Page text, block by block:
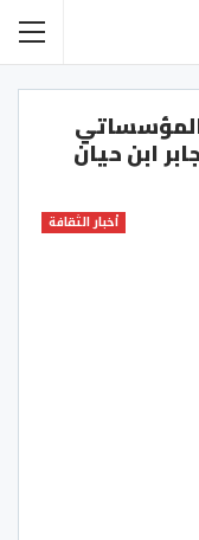
المؤسساتي
ابن حيان
أخبار الثقافة